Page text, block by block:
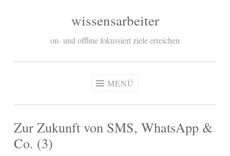
wissensarbeiter
on- und offline fokussiert ziele erreichen
MENÜ
Zur Zukunft von SMS, WhatsApp &
Co. (3)